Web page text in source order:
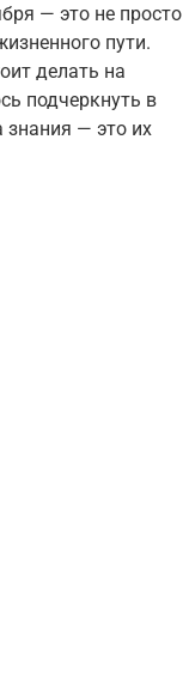
— это не просто
пути.
делать на
подчеркнуть в
знания — это их